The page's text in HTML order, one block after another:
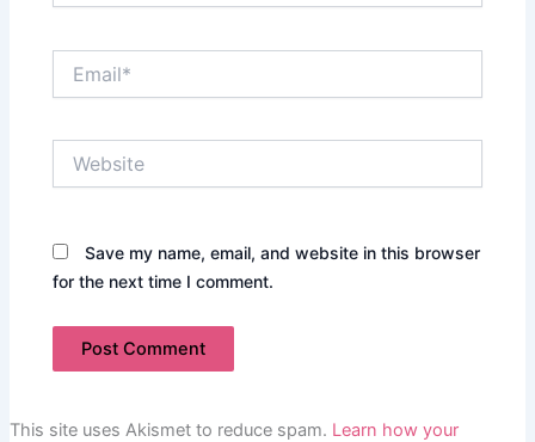
Save my name, email, and website in this browser
for the next time I comment.
This site uses Akismet to reduce spam. Learn how your